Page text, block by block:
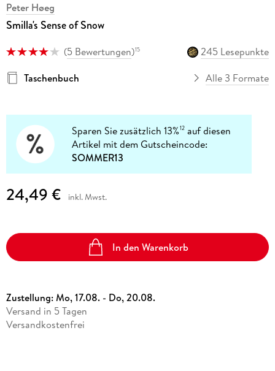
Peter Høeg
Smilla's Sense of Snow
(5 Bewertungen)15
245 Lesepunkte
Taschenbuch
Alle 3 Formate
Sparen Sie zusätzlich 13%12 auf diesen
Artikel mit dem Gutscheincode:
SOMMER13
24,49 € inkl. Mwst.
In den Warenkorb
Zustellung:Mo, 17.08. - Do, 20.08.
Versand in 5 Tagen
Versandkostenfrei